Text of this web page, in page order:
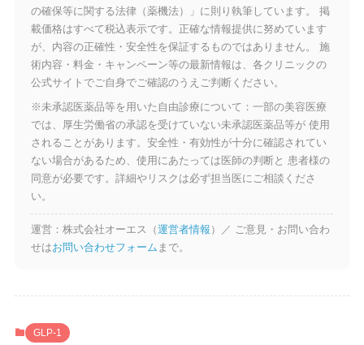
の確保等に関する法律（薬機法）」に則り執筆しています。 掲
載価格はすべて税込表示です。正確な情報提供に努めています
が、内容の正確性・安全性を保証するものではありません。 施
術内容・料金・キャンペーン等の最新情報は、各クリニックの
公式サイトでご自身でご確認のうえご判断ください。
※未承認医薬品等を用いた自由診療について：一部の美容医療
では、厚生労働省の承認を受けていない未承認医薬品等が 使用
されることがあります。安全性・有効性が十分に確認されてい
ない場合があるため、使用にあたっては医師の判断と 患者様の
同意が必要です。詳細やリスクは必ず担当医にご相談くださ
い。
運営：株式会社オーエス（運営者情報 ）／ ご意見・お問い合わ
せはお問い合わせフォーム まで。
GLP-1